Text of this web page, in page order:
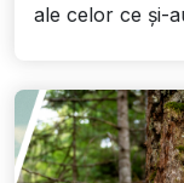
ale celor ce și-